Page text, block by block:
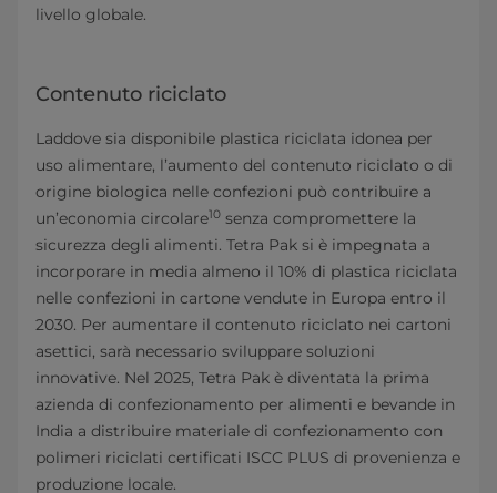
livello globale.
Contenuto riciclato
Laddove sia disponibile plastica riciclata idonea per
uso alimentare, l’aumento del contenuto riciclato o di
origine biologica nelle confezioni può contribuire a
un’economia circolare10 senza compromettere la
sicurezza degli alimenti. Tetra Pak si è impegnata a
incorporare in media almeno il 10% di plastica riciclata
nelle confezioni in cartone vendute in Europa entro il
2030. Per aumentare il contenuto riciclato nei cartoni
asettici, sarà necessario sviluppare soluzioni
innovative. Nel 2025, Tetra Pak è diventata la prima
azienda di confezionamento per alimenti e bevande in
India a distribuire materiale di confezionamento con
polimeri riciclati certificati ISCC PLUS di provenienza e
produzione locale.